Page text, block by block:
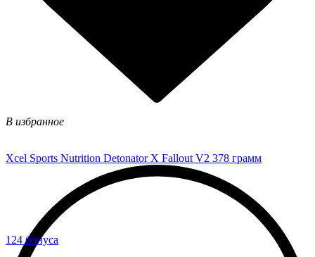
В избранное
Xcel Sports Nutrition Detonator X Fallout V2 378 грамм
124 бонуса